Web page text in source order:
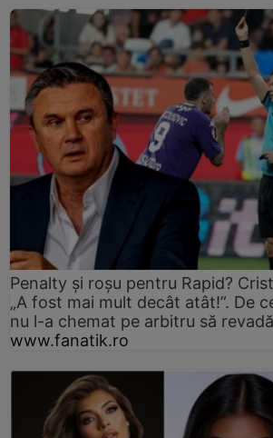
Penalty și roșu pentru Rapid?
„A fost mai mult decât atât!”. De
nu l-a chemat pe arbitru să
www.fanatik.ro